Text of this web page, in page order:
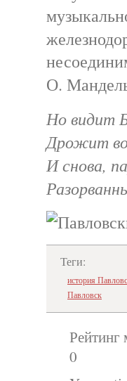
О.
Но видит
Дрожит
И снова,
Теги:
история
Павловск
Рейтинг
0